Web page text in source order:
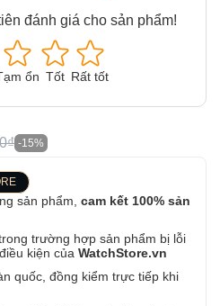
đánh giá cho sản phẩm!
ổn Tốt Rất tốt
-15%
sản phẩm, cam kết 100% sản
trường hợp sản phẩm bị lỗi
kiện của WatchStore.vn
quốc, đồng kiểm trực tiếp khi